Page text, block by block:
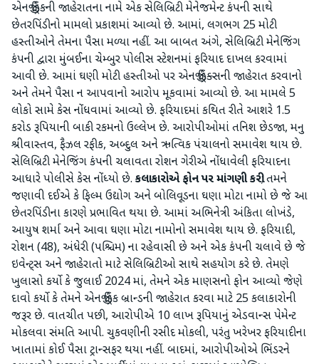
એનર્જી ડ્રિંકની જાહેરાતના નામે એક સેલિબ્રિટી મેનેજમેન્ટ કંપની સાથે
છેતરપિંડીનો મામલો પ્રકાશમાં આવ્યો છે. આમાં, લગભગ 25 મોટી
હસ્તીઓને તેમના પૈસા મળ્યા નહીં. આ બાબત અંગે, સેલિબ્રિટી મેનેજિંગ
કંપની દ્વારા મુંબઈના ચેમ્બુર પોલીસ સ્ટેશનમાં ફરિયાદ દાખલ કરવામાં
આવી છે. આમાં ઘણી મોટી હસ્તીઓ પર એનર્જી ડ્રિંક્સની જાહેરાત કરવાનો
અને તેમને પૈસા ન આપવાનો આરોપ મૂકવામાં આવ્યો છે. આ મામલે 5
લોકો સામે કેસ નોંધવામાં આવ્યો છે. ફરિયાદમાં કથિત રીતે આશરે 1.5
કરોડ રૂપિયાની બાકી રકમનો ઉલ્લેખ છે. આરોપીઓમાં તનિશ છેડજા, મનુ
શ્રીવાસ્તવ, ફૈઝલ રફીક, અબ્દુલ અને ઋત્વિક પંચાલનો સમાવેશ થાય છે.
સેલિબ્રિટી મેનેજિંગ કંપની ચલાવતા રોશન ગેરીએ નોંધાવેલી ફરિયાદના
આધારે પોલીસે કેસ નોંધ્યો છે. કલાકારોએ ફોન પર માંગણી કરી; તમને
જણાવી દઈએ કે ફિલ્મ ઉદ્યોગ અને બોલિવૂડના ઘણા મોટા નામો છે જે આ
છેતરપિંડીના કારણે પ્રભાવિત થયા છે. આમાં અભિનેત્રી અંકિતા લોખંડે,
આયુષ શર્મા અને આવા ઘણા મોટા નામોનો સમાવેશ થાય છે. ફરિયાદી,
રોશન (48), અંધેરી (પશ્ચિમ) ના રહેવાસી છે અને એક કંપની ચલાવે છે જે
ઇવેન્ટ્સ અને જાહેરાતો માટે સેલિબ્રિટીઓ સાથે સહયોગ કરે છે. તેમણે
ખુલાસો કર્યો કે જુલાઈ 2024 માં, તેમને એક માણસનો ફોન આવ્યો જેણે
દાવો કર્યો કે તેમને એનર્જી ડ્રિંક બ્રાન્ડની જાહેરાત કરવા માટે 25 કલાકારોની
જરૂર છે. વાતચીત પછી, આરોપીએ 10 લાખ રૂપિયાનું એડવાન્સ પેમેન્ટ
મોકલવા સંમતિ આપી. ચુકવણીની રસીદ મોકલી, પરંતુ ખરેખર ફરિયાદીના
ખાતામાં કોઈ પૈસા ટ્રાન્સફર થયા નહીં. બાદમાં, આરોપીઓએ ભિંડરને